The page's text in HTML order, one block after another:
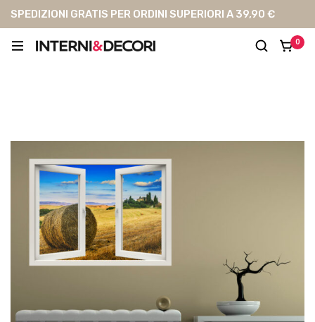
SPEDIZIONI GRATIS PER ORDINI SUPERIORI A 39,90 €
0